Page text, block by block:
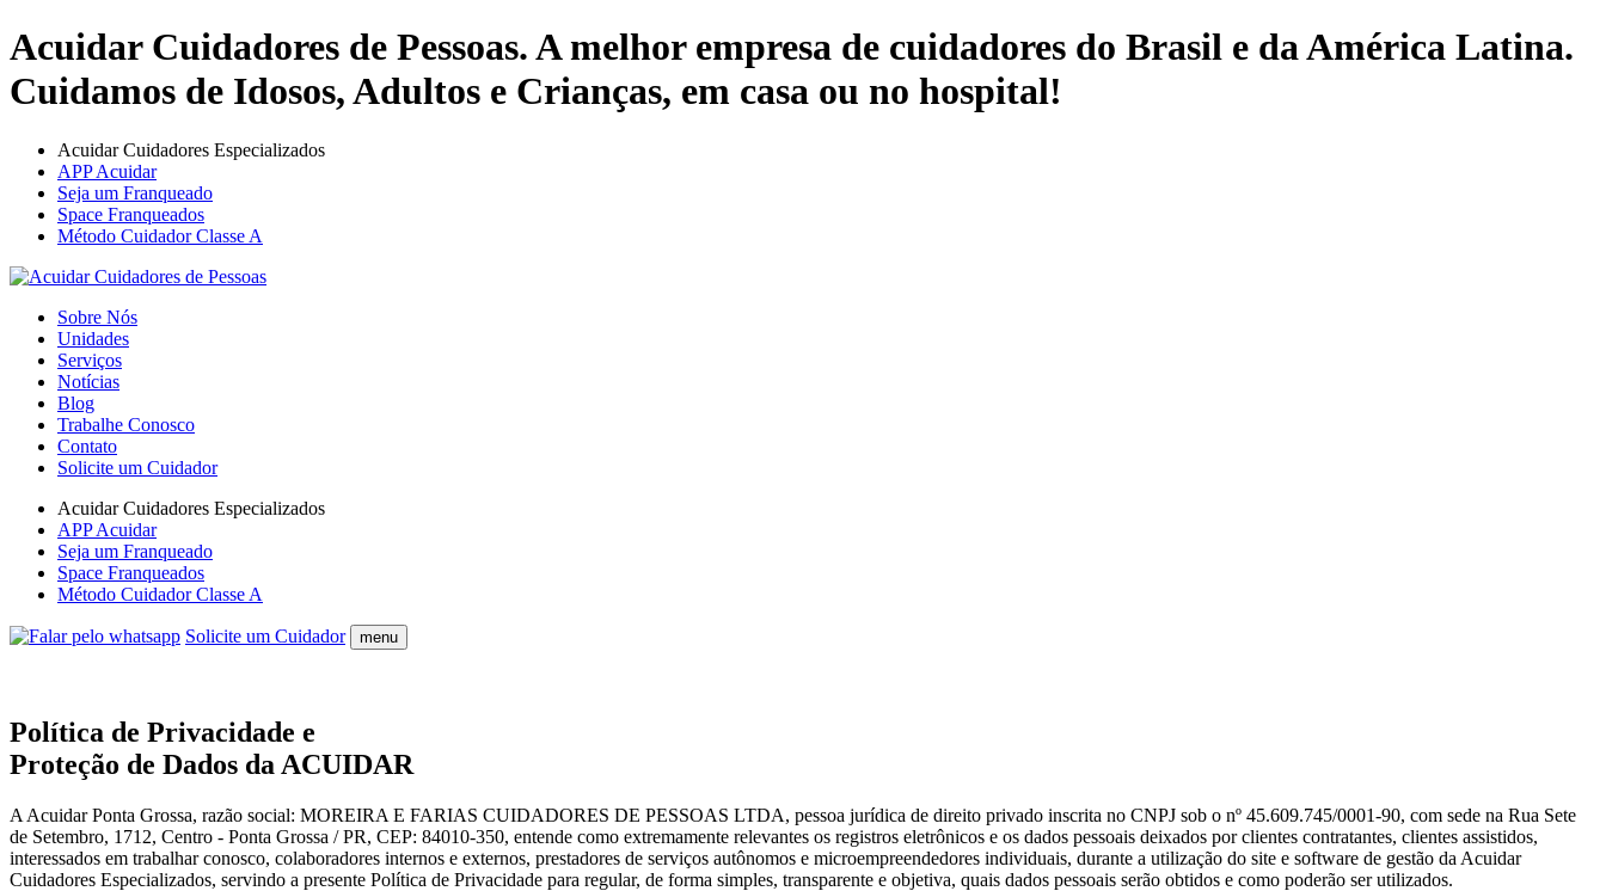
Acuidar Cuidadores de Pessoas. A melhor empresa de cuidadores do Brasil e da América Latina.
Cuidamos de Idosos, Adultos e Crianças, em casa ou no hospital!
Acuidar Cuidadores Especializados
APP Acuidar
Seja um Franqueado
Space Franqueados
Método Cuidador Classe A
Sobre Nós
Unidades
Serviços
Notícias
Blog
Trabalhe Conosco
Contato
Solicite um Cuidador
Acuidar Cuidadores Especializados
APP Acuidar
Seja um Franqueado
Space Franqueados
Método Cuidador Classe A
Solicite um Cuidador menu
Política de Privacidade e
Proteção de Dados da ACUIDAR
A Acuidar Ponta Grossa, razão social: MOREIRA E FARIAS CUIDADORES DE PESSOAS LTDA, pessoa jurídica de direito privado inscrita no CNPJ sob o nº 45.609.745/0001-90, com sede na Rua Sete
de Setembro, 1712, Centro - Ponta Grossa / PR, CEP: 84010-350, entende como extremamente relevantes os registros eletrônicos e os dados pessoais deixados por clientes contratantes, clientes assistidos,
interessados em trabalhar conosco, colaboradores internos e externos, prestadores de serviços autônomos e microempreendedores individuais, durante a utilização do site e software de gestão da Acuidar
Cuidadores Especializados, servindo a presente Política de Privacidade para regular, de forma simples, transparente e objetiva, quais dados pessoais serão obtidos e como poderão ser utilizados.